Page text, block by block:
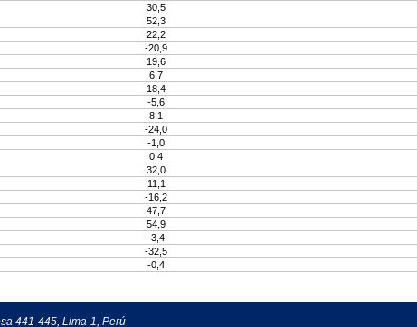
30,5
52,3
22,2
-20,9
19,6
6,7
18,4
-5,6
8,1
-24,0
-1,0
0,4
32,0
11,1
-16,2
47,7
54,9
-3,4
-32,5
-0,4
441-445, Lima-1, Perú